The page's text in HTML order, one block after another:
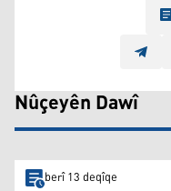
Nûçeyên Dawî
berî 13 deqîqe